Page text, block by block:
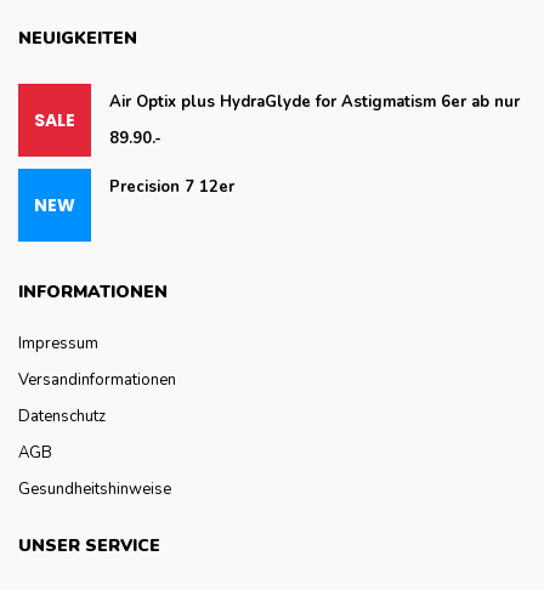
NEUIGKEITEN
Air Optix plus HydraGlyde for Astigmatism 6er ab nur
89.90.-
Precision 7 12er
INFORMATIONEN
Impressum
Versandinformationen
Datenschutz
AGB
Gesundheitshinweise
UNSER SERVICE